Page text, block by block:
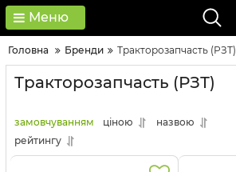
Меню
Головна Бренди Тракторозапчасть (РЗТ)
Тракторозапчасть (РЗТ)
замовчуванням ціною
назвою
рейтингу